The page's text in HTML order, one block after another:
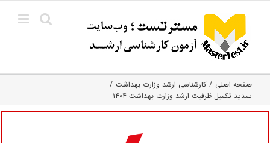
content
صفحه اصلی
کارشناسی ارشد وزارت بهداشت
تمدید تکمیل ظرفیت ارشد وزارت بهداشت ۱۴۰۴